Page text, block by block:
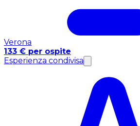
Verona
133 € per ospite
Esperienza condivisa